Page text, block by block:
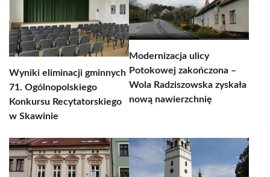
Wyniki eliminacji gminnych
71. Ogólnopolskiego
Konkursu Recytatorskiego
w Skawinie
Modernizacja ulicy
Potokowej zakończona –
Wola Radziszowska zyskała
nową nawierzchnię